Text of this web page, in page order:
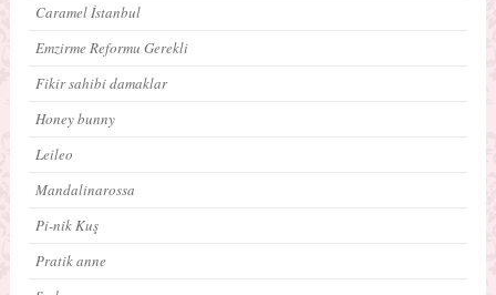
Caramel İstanbul
Emzirme Reformu Gerekli
Fikir sahibi damaklar
Honey bunny
Leileo
Mandalinarossa
Pi-nik Kuş
Pratik anne